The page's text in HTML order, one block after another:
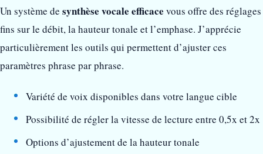
Un système de synthèse vocale efficace vous offre des réglages
fins sur le débit, la hauteur tonale et l’emphase. J’apprécie
particulièrement les outils qui permettent d’ajuster ces
paramètres phrase par phrase.
Variété de voix disponibles dans votre langue cible
Possibilité de régler la vitesse de lecture entre 0,5x et 2x
Options d’ajustement de la hauteur tonale